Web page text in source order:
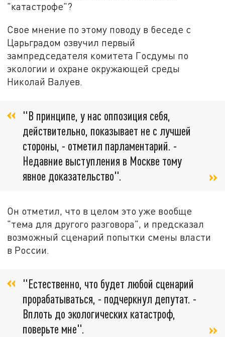
"катастрофе"?
Свое мнение по этому поводу в беседе с
Царьградом озвучил первый
зампредседателя комитета Госдумы по
экологии и охране окружающей среды
Николай Валуев.
"В принципе, у нас оппозиция себя,
действительно, показывает не с лучшей
стороны, - отметил парламентарий. -
Недавние выступления в Москве тому
явное доказательство".
Он отметил, что в целом это уже вообще
"тема для другого разговора", и предсказал
возможный сценарий попытки смены власти
в России.
"Естественно, что будет любой сценарий
прорабатываться, - подчеркнул депутат. -
Вплоть до экологических катастроф,
поверьте мне".